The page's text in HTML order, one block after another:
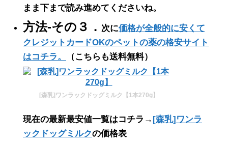
まま下まで読み進めてくださいね。
方法-その３． 次に価格が全般的に安くて
クレジットカードOKのペットの薬の格安サイト
はコチラ。
（こちらも送料無料）
[森乳]ワンラックドッグミルク【1本270g】
現在の最新最安値一覧はコチラ→ [森乳]ワンラ
ックドッグミルクの価格表